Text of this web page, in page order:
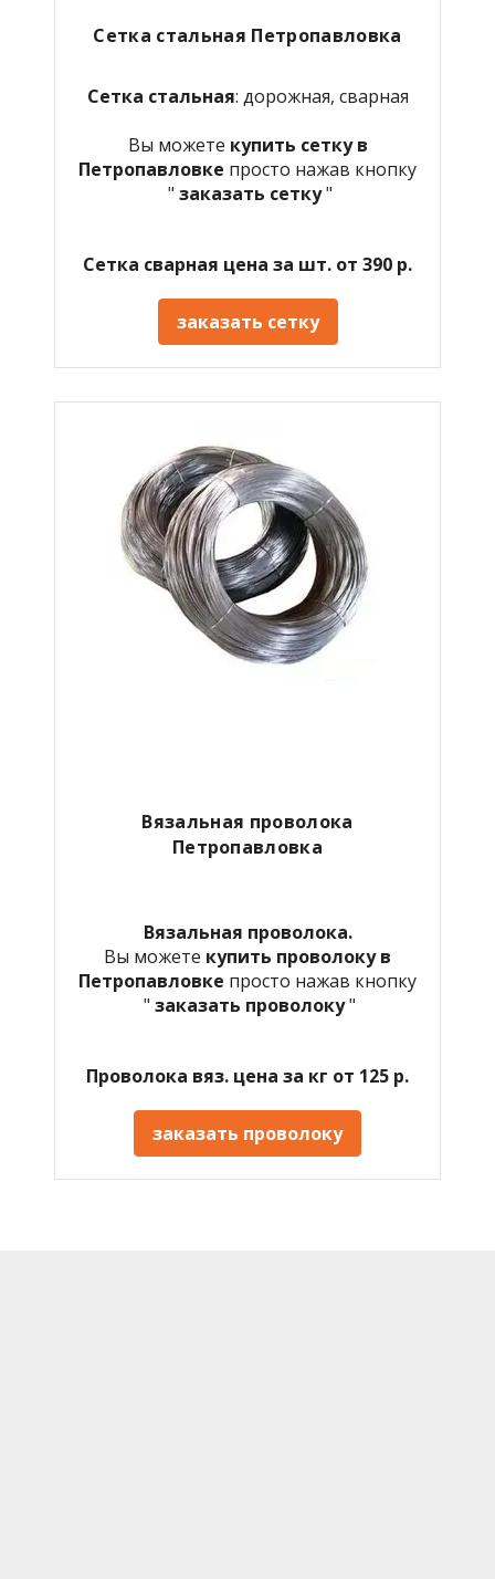
Сетка стальная Петропавловка
Сетка стальная: дорожная, сварная
Вы можете купить сетку в
Петропавловке просто нажав кнопку
" заказать сетку"
Сетка сварная цена за шт. от 390 р.
заказать сетку
Вязальная проволока
Петропавловка
Вязальная проволока.
Вы можете купить проволоку в
Петропавловке просто нажав кнопку
" заказать проволоку"
Проволока вяз. цена за кг от 125 р.
заказать проволоку